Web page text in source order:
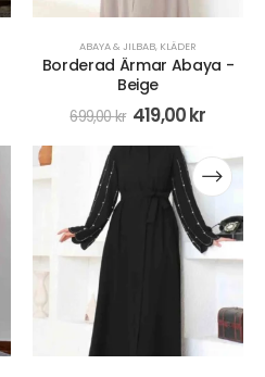
ABAYA & JILBAB, KLÄDER
Borderad Ärmar Abaya -
Beige
699,00kr 419,00kr